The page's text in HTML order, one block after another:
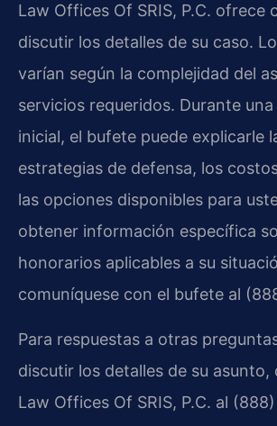
Law Offices Of SRIS, P.C. ofrece
discutir los detalles de su caso.
varían según la complejidad del
servicios requeridos. Durante
inicial, el bufete puede explicarle
estrategias de defensa, los
las opciones disponibles para
obtener información específica
honorarios aplicables a su
comuníquese con el bufete al
Para respuestas a otras
discutir los detalles de su asunto,
Law Offices Of SRIS, P.C. al